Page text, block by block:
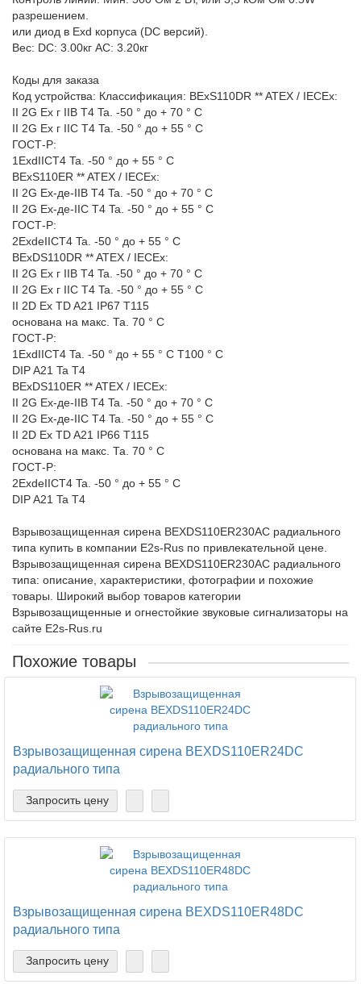
разрешением.
или диод в Exd корпуса (DC версий).
Вес: DC: 3.00кг AC: 3.20кг
Коды для заказа
Код устройства: Классификация: BExS110DR ** ATEX / IECEx:
II 2G Ex г IIB T4 Ta. -50 ° до + 70 ° C
II 2G Ex г IIC T4 Ta. -50 ° до + 55 ° C
ГОСТ-Р:
1ExdIICT4 Ta. -50 ° до + 55 ° C
BExS110ER ** ATEX / IECEx:
II 2G Ex-де-IIB T4 Ta. -50 ° до + 70 ° C
II 2G Ex-де-IIC T4 Ta. -50 ° до + 55 ° C
ГОСТ-Р:
2ExdeIICT4 Ta. -50 ° до + 55 ° C
BExDS110DR ** ATEX / IECEx:
II 2G Ex г IIB T4 Ta. -50 ° до + 70 ° C
II 2G Ex г IIC T4 Ta. -50 ° до + 55 ° C
II 2D Ex TD A21 IP67 T115
основана на макс. Та. 70 ° C
ГОСТ-Р:
1ExdIICT4 Ta. -50 ° до + 55 ° C T100 ° C
DIP A21 Ta T4
BExDS110ER ** ATEX / IECEx:
II 2G Ex-де-IIB T4 Ta. -50 ° до + 70 ° C
II 2G Ex-де-IIC T4 Ta. -50 ° до + 55 ° C
II 2D Ex TD A21 IP66 T115
основана на макс. Та. 70 ° C
ГОСТ-Р:
2ExdeIICT4 Ta. -50 ° до + 55 ° C
DIP A21 Ta T4
Взрывозащищенная сирена BEXDS110ER230AC радиального
типа купить в компании E2s-Rus по привлекательной цене.
Взрывозащищенная сирена BEXDS110ER230AC радиального
типа: описание, характеристики, фотографии и похожие
товары. Широкий выбор товаров категории
Взрывозащищенные и огнестойкие звуковые сигнализаторы на
сайте E2s-Rus.ru
Похожие товары
Взрывозащищенная сирена BEXDS110ER24DC
радиального типа
Запросить цену
Взрывозащищенная сирена BEXDS110ER48DC
радиального типа
Запросить цену